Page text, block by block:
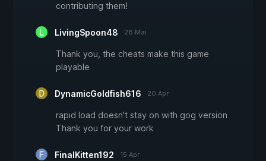
contributing them!
LivingSpoon48 28 Mai
Thank you, the cheats make this game
playable
DynamicGoldfish616 20 Apr
rapid load doesn't stay on with gog version
Thank you for your work
FinalKitten192 15 Apr